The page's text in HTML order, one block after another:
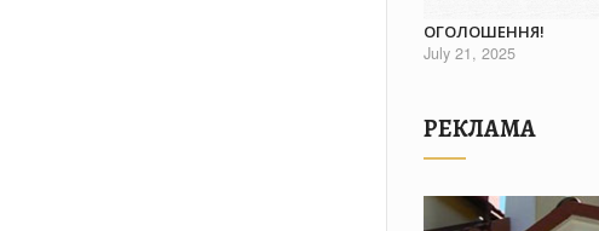
ОГОЛОШЕННЯ!
July 21, 2025
РЕКЛАМА